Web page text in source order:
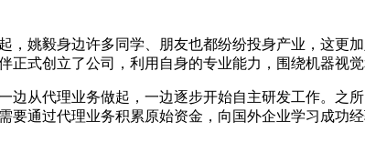
，姚毅身边许多同学、朋友也都纷纷投身产业，这
正式创立了公司，利用自身的专业能力，围绕机器视觉
边从代理业务做起，一边逐步开始自主研发工作。
要通过代理业务积累原始资金，向国外企业学习成功经